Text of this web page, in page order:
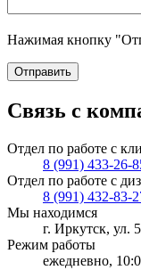
Нажимая кнопку
Отправить
Связь с
Отдел по работе с
8 (991) 433-26-
Отдел по работе с
8 (991) 432-83-
Мы находимся
г. Иркутск, ул.
Режим работы
ежедневно,